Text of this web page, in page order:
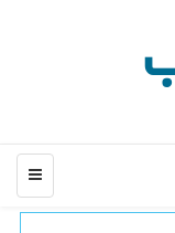
منو